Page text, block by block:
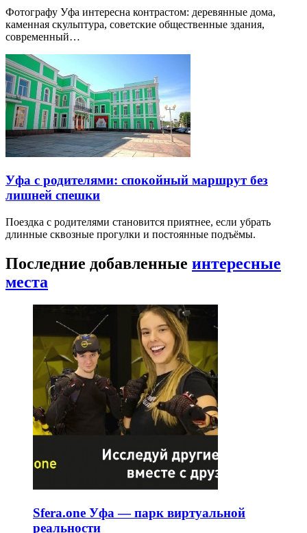
Фотографу Уфа интересна контрастом: деревянные дома,
каменная скульптура, советские общественные здания,
современный…
Уфа с родителями: спокойный маршрут без
лишней спешки
Поездка с родителями становится приятнее, если убрать
длинные сквозные прогулки и постоянные подъёмы.
Последние добавленные интересные
места
Sfera.one Уфа — парк виртуальной
реальности